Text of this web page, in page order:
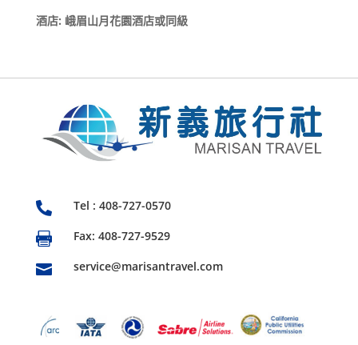
酒店: 峨眉山月花園酒店或同級
 Tel : 408-727-0570
 Fax: 408-727-9529
 service@marisantravel.com